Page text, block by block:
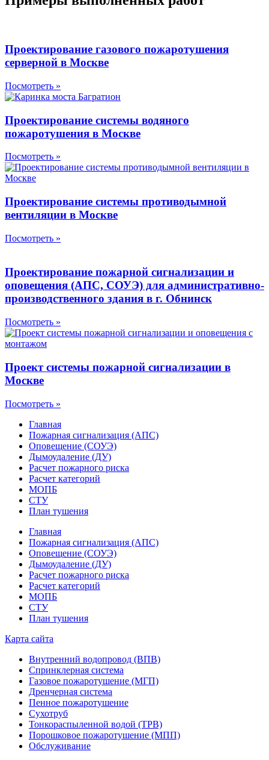
Проектирование газового пожаротушения
серверной в Москве
Посмотреть »
Проектирование системы водяного
пожаротушения в Москве
Посмотреть »
Проектирование системы противодымной
вентиляции в Москве
Посмотреть »
Проектирование пожарной сигнализации и
оповещения (АПС, СОУЭ) для административно-
производственного здания в г. Обнинск
Посмотреть »
Проект системы пожарной сигнализации в
Москве
Посмотреть »
Главная
Пожарная сигнализация (АПС)
Оповещение (СОУЭ)
Дымоудаление (ДУ)
Расчет пожарного риска
Расчет категорий
МОПБ
СТУ
План тушения
Главная
Пожарная сигнализация (АПС)
Оповещение (СОУЭ)
Дымоудаление (ДУ)
Расчет пожарного риска
Расчет категорий
МОПБ
СТУ
План тушения
Карта сайта
Внутренний водопровод (ВПВ)
Спринклерная система
Газовое пожаротушение (МГП)
Дренчерная система
Пенное пожаротушение
Сухотруб
Тонкораспыленной водой (ТРВ)
Порошковое пожаротушение (МПП)
Обслуживание